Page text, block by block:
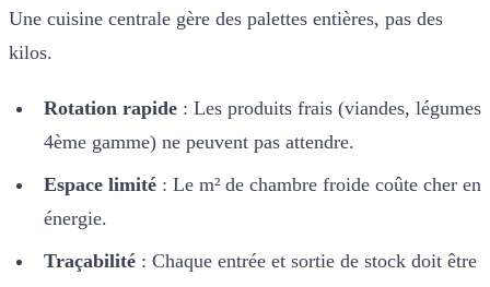
Une cuisine centrale gère des palettes entières, pas des
kilos.
Rotation rapide : Les produits frais (viandes, légumes
4ème gamme) ne peuvent pas attendre.
Espace limité : Le m² de chambre froide coûte cher en
énergie.
Traçabilité : Chaque entrée et sortie de stock doit être